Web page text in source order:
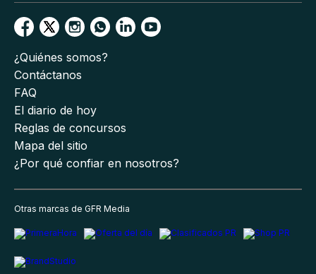
¿Quiénes somos?
Contáctanos
FAQ
El diario de hoy
Reglas de concursos
Mapa del sitio
¿Por qué confiar en nosotros?
Otras marcas de GFR Media